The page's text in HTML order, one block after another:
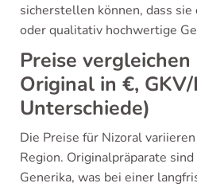
sicherstellen können, dass
oder qualitativ hochwertige
Preise vergleichen
Original in €,
Unterschiede)
Die Preise für Nizoral
Region. Originalpräparate
Generika, was bei einer